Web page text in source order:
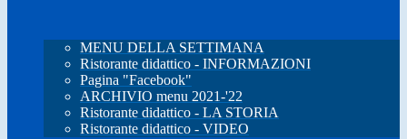
MENU DELLA SETTIMANA
Ristorante didattico - INFORMAZIONI
Pagina "Facebook"
ARCHIVIO menu 2021-'22
Ristorante didattico - LA STORIA
Ristorante didattico - VIDEO